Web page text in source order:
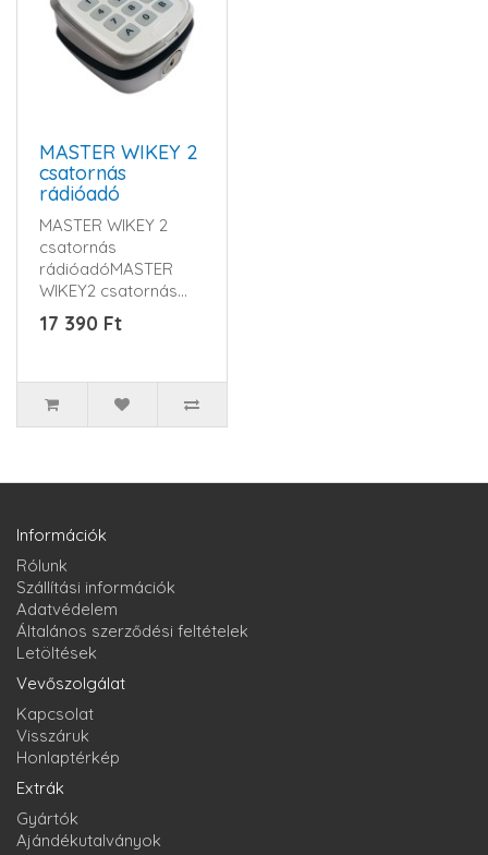
MASTER WIKEY 2
csatornás
rádióadó
MASTER WIKEY 2
csatornás
rádióadóMASTER
WIKEY2 csatornás
rádióadóHCS
KEELOQ ugrókód434
17 390 Ft
Információk
Rólunk
Szállítási információk
Adatvédelem
Általános szerződési feltételek
Letöltések
Vevőszolgálat
Kapcsolat
Visszáruk
Honlaptérkép
Extrák
Gyártók
Ajándékutalványok